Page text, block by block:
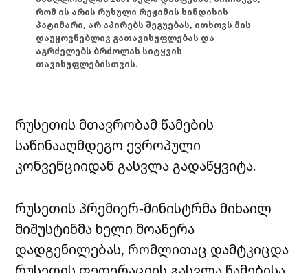
რომ ის არის რუსული რეჟიმის სინდისის
პატიმარი, არ აპირებს შეგუებას, ითხოვს მის
დაუყოვნებლივ გათავისუფლებას და
აგრძელებს ბრძოლას სიტყვის
თავისუფლებისთვის.
რუსეთის მთავრობამ წამების
საწინააღმდეგო ევროპული
კონვენციიდან გასვლა გადაწყვიტა.
რუსეთის პრემიერ-მინისტრმა მიხაილ
მიშუსტინმა ხელი მოაწერა
დადგენილებას, რომლითაც დამტკიცდა